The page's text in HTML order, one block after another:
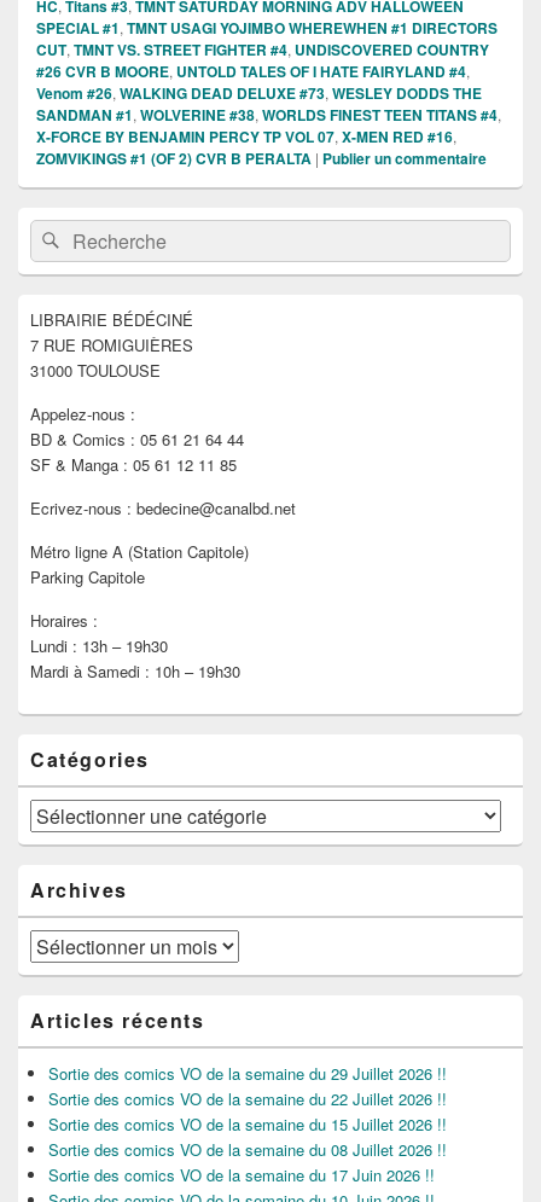
HC, Titans #3, TMNT SATURDAY MORNING ADV HALLOWEEN
SPECIAL #1, TMNT USAGI YOJIMBO WHEREWHEN #1 DIRECTORS
CUT, TMNT VS. STREET FIGHTER #4, UNDISCOVERED COUNTRY
#26 CVR B MOORE, UNTOLD TALES OF I HATE FAIRYLAND #4,
Venom #26, WALKING DEAD DELUXE #73, WESLEY DODDS THE
SANDMAN #1, WOLVERINE #38, WORLDS FINEST TEEN TITANS #4,
X-FORCE BY BENJAMIN PERCY TP VOL 07, X-MEN RED #16,
ZOMVIKINGS #1 (OF 2) CVR B PERALTA | Publier un commentaire
Zone
principale
de
widget
barre
latérale
Recherche :Rechercher
LIBRAIRIE BÉDÉCINÉ
7 RUE ROMIGUIÈRES
31000 TOULOUSE
Appelez-nous :
BD & Comics : 05 61 21 64 44
SF & Manga : 05 61 12 11 85
Ecrivez-nous : bedecine@canalbd.net
Métro ligne A (Station Capitole)
Parking Capitole
Horaires :
Lundi : 13h – 19h30
Mardi à Samedi : 10h – 19h30
Catégories
Catégories
Archives
Archives
Articles récents
Sortie des comics VO de la semaine du 29 Juillet 2026 !!
Sortie des comics VO de la semaine du 22 Juillet 2026 !!
Sortie des comics VO de la semaine du 15 Juillet 2026 !!
Sortie des comics VO de la semaine du 08 Juillet 2026 !!
Sortie des comics VO de la semaine du 17 Juin 2026 !!